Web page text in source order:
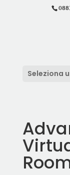
Seleziona